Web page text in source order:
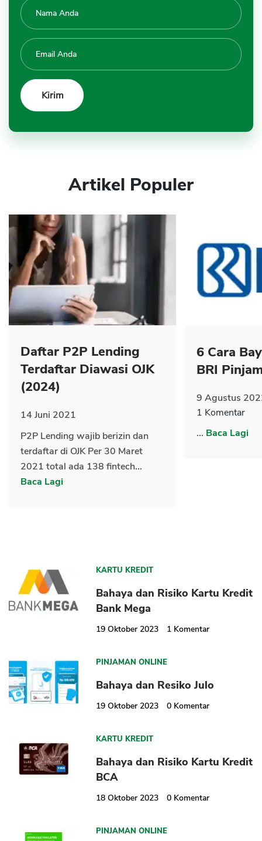
Artikel Populer
Daftar P2P Lending
Terdaftar Diawasi OJK
(2024)
14 Juni 2021
P2P Lending wajib berizin dan
terdaftar di OJK Per 30 Maret
2021 total ada 138 fintech...
Baca Lagi
6 Cara
BRI
9 Agustus
1 Komentar
... Baca Lagi
KARTU KREDIT
Bahaya dan Risiko Kartu Kredit
Bank Mega
19 Oktober 2023 1 Komentar
PINJAMAN ONLINE
Bahaya dan Resiko Julo
19 Oktober 2023 0 Komentar
KARTU KREDIT
Bahaya dan Risiko Kartu Kredit
BCA
18 Oktober 2023 0 Komentar
PINJAMAN ONLINE
OK